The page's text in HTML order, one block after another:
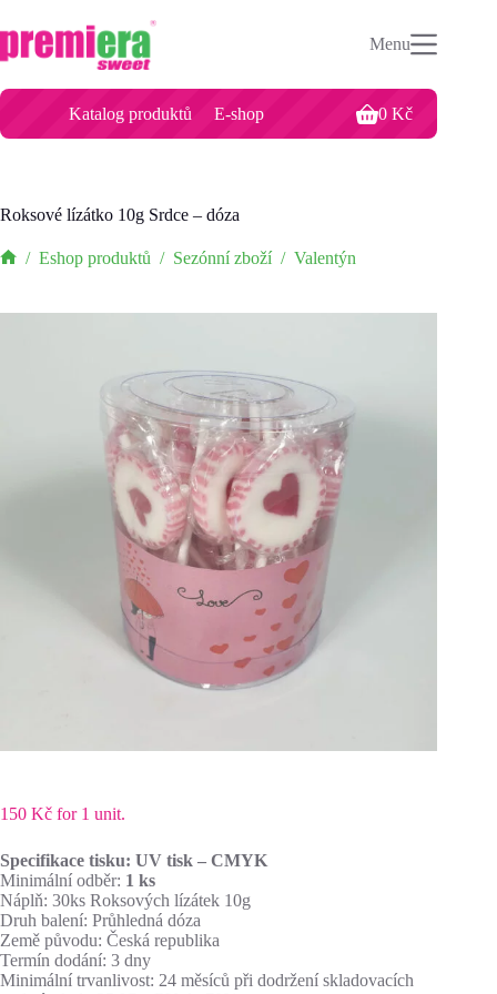
150 for 1 unit.
Přidat do košíku
Menu
Katalog produktů E-shop 0 Kč
Roksové lízátko 10g Srdce – dóza
/ Eshop produktů / Sezónní zboží / Valentýn
150 Kč for 1 unit.
Specifikace tisku: UV tisk – CMYK
Minimální odběr: 1 ks
Náplň: 30ks Roksových lízátek 10g
Druh balení: Průhledná dóza
Země původu: Česká republika
Termín dodání: 3 dny
Minimální trvanlivost: 24 měsíců při dodržení skladovacích